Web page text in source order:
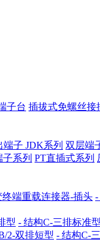
子台 插拔式免螺丝接
端子 JDK系列 双层端
系列 PT直插式系列
终端重载连接器-插头 -
型 - 结构C-三排标准型
2-双排短型 - 结构C-